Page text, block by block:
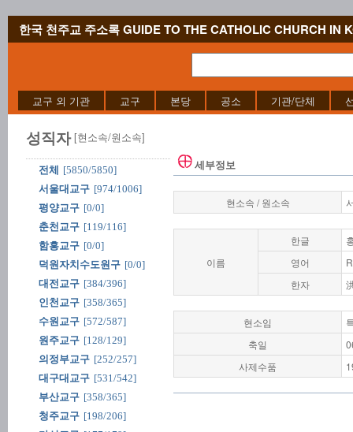
한국 천주교 주소록 GUIDE TO THE CATHOLIC CHURCH IN
교구 외 기관 교구 본당 공소 기관/단체
성직자 [현소속/원소속]
전체
[5850/5850]
서울대교구 [974/1006]
평양교구 [0/0]
춘천교구 [119/116]
함흥교구 [0/0]
덕원자치수도원구 [0/0]
대전교구 [384/396]
인천교구 [358/365]
수원교구 [572/587]
원주교구 [128/129]
의정부교구 [252/257]
대구대교구 [531/542]
부산교구 [358/365]
청주교구 [198/206]
세부정보
현소속 / 원소속
이름
한글
영어
한자
현소임
축일
사제수품